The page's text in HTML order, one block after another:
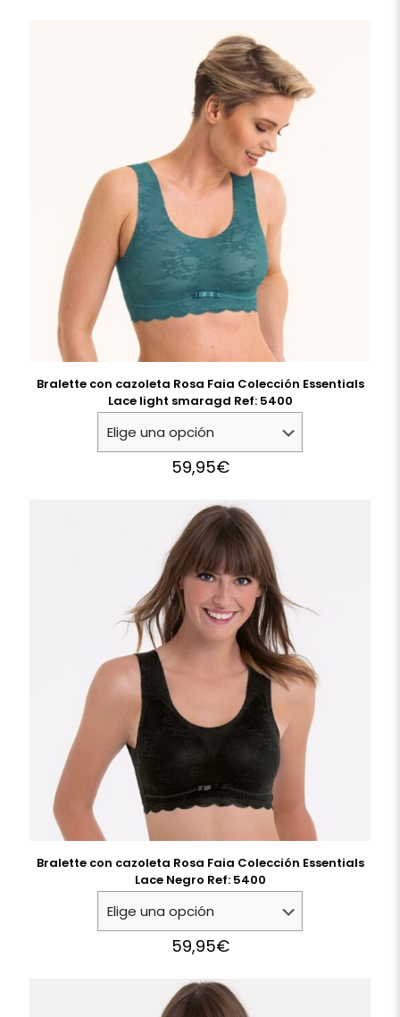
Bralette con cazoleta Rosa Faia Colección Essentials
Lace light smaragd Ref: 5400
59,95€
Bralette con cazoleta Rosa Faia Colección Essentials
Lace Negro Ref: 5400
59,95€